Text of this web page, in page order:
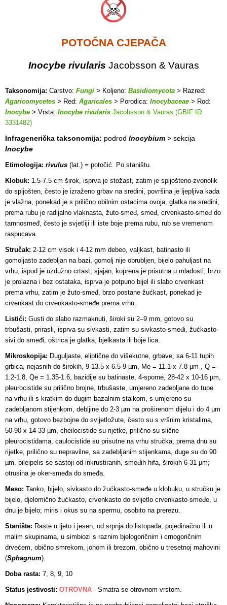
POTOČNA CJEPAČA
Inocybe rivularis Jacobsson & Vauras
Taksonomija: Carstvo: Fungi > Koljeno: Basidiomycota > Razred:
Agaricomycetes > Red: Agaricales > Porodica: Inocybaceae > Rod:
Inocybe > Vrsta: Inocybe rivularis Jacobsson & Vauras (GBIF ID
3331482)
Infragenerička taksonomija: podrod Inocybium > sekcija
Inocybe
Etimologija: rivulus (lat.) = potočić. Po staništu.
Klobuk: 1.5-7.5 cm širok, isprva je stožast, zatim je spljošteno-zvonolik
do spljošten, često je izraženo grbav na sredini, površina je ljepljiva kada
je vlažna, ponekad je s prilično obilnim ostacima ovoja, glatka na sredini,
prema rubu je radijalno vlaknasta, žuto-smeđ, smeđ, crvenkasto-smeđ do
tamnosmeđ, često je svjetliji ili iste boje prema rubu, rub se vremenom
raspucava.
Stručak: 2-12 cm visok i 4-12 mm debeo, valjkast, batinasto ili
gomoljasto zadebljan na bazi, gomolj nije obrubljen, bijelo pahuljast na
vrhu, ispod je uzdužno crtast, sjajan, koprena je prisutna u mladosti, brzo
je prolazna i bez ostataka, isprva je potpuno bijel ili slabo crvenkast
prema vrhu, zatim je žuto-smeđ, brzo postane žućkast, ponekad je
crvenkast do crvenkasto-smeđe prema vrhu.
Listići: Gusti do slabo razmaknuti, široki su 2–9 mm, gotovo su
trbušasti, prirasli, isprva su sivkasti, zatim su sivkasto-smeđi, žućkasto-
sivi do smeđi, oštrica je glatka, bjelkasta ili boje lica.
Mikroskopija: Duguljaste, eliptične do višekutne, grbave, sa 6-11 tupih
grbica, nejasnih do širokih, 9-13.5 x 6.5-9 µm, Me = 11.1 x 7.8 µm , Q =
1.2-1.8, Qe = 1.35-1.6, bazidije su batinaste, 4-sporne, 28-42 x 10-16 µm,
pleurocistide su prilično brojne, trbušaste, umjereno zadebljane do tupe
na vrhu ili s kratkim do dugim bazalnim stalkom, s umjereno su
zadebljanom stijenkom, debljine do 2-3 µm na proširenom dijelu i do 4 µm
na vrhu, gotovo bezbojne do svijetložute, često su s vršnim kristalima,
50-90 x 14-33 µm, cheilocistide su rijetke, prilično su slične
pleurocistidama, caulocistide su prisutne na vrhu stručka, prema dnu su
rijetke, prilično su nepravilne, sa zadebljanim stijenkama, duge su do 90
µm, pileipelis se sastoji od inkrustiranih, smeđih hifa, širokih 6-31 µm;
otrusina je oker-smeđa do smeđa.
Meso: Tanko, bijelo, sivkasto do žućkasto-smeđe u klobuku, u stručku je
bijelo, djelomično žućkasto, crvenkasto do svijetlo crvenkasto-smeđe, u
dnu je bijelo; miris i okus su na spermu, osobito na prerezu.
Stanište: Raste u ljeto i jesen, od srpnja do listopada, pojedinačno ili u
malim skupinama, u simbiozi s raznim bjelogoričnim i crnogoričnim
drvećem, obično smrekom, johom ili brezom, obično u tresetnoj mahovini
(Sphagnum).
Doba rasta: 7, 8, 9, 10
Status jestivosti: OTROVNA - Smatra se otrovnom vrstom.